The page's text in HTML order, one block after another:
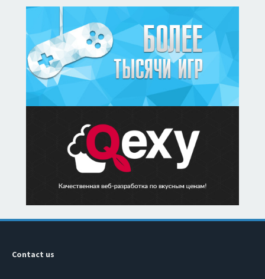
Contact us